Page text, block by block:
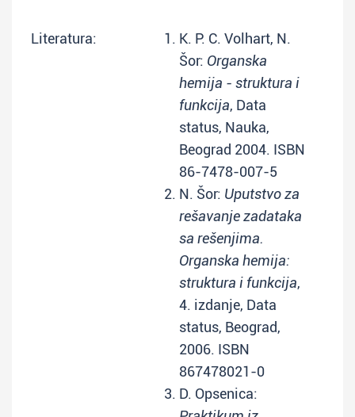
Literatura:
K. P. C. Volhart, N.
Šor: Organska
hemija - struktura i
funkcija, Data
status, Nauka,
Beograd 2004. ISBN
86-7478-007-5
N. Šor: Uputstvo za
rešavanje zadataka
sa rešenjima.
Organska hemija:
struktura i funkcija,
4. izdanje, Data
status, Beograd,
2006. ISBN
867478021-0
D. Opsenica: